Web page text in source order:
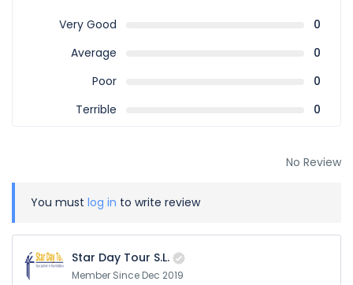
Very Good
0
Average
0
Poor
0
Terrible
0
No Review
You must log in to write review
Star Day Tour S.L.
Member Since Dec 2019